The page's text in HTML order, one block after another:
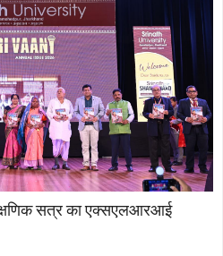
सत्र का एक्सएलआरआई